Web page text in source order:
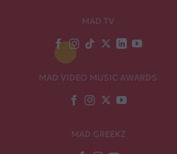
MAD TV
MAD VIDEO MUSIC AWARDS
MAD GREEKZ